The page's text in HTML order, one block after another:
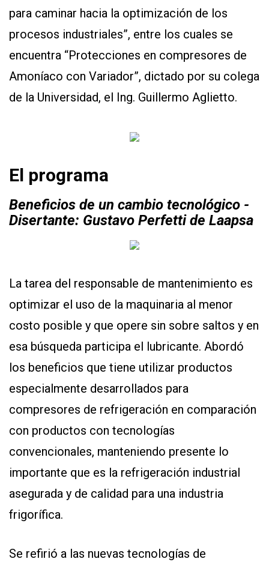
para caminar hacia la optimización de los
procesos industriales”, entre los cuales se
encuentra “Protecciones en compresores de
Amoníaco con Variador”, dictado por su colega
de la Universidad, el Ing. Guillermo Aglietto.
El programa
Beneficios de un cambio tecnológico -
Disertante: Gustavo Perfetti de Laapsa
La tarea del responsable de mantenimiento es
optimizar el uso de la maquinaria al menor
costo posible y que opere sin sobre saltos y en
esa búsqueda participa el lubricante. Abordó
los beneficios que tiene utilizar productos
especialmente desarrollados para
compresores de refrigeración en comparación
con productos con tecnologías
convencionales, manteniendo presente lo
importante que es la refrigeración industrial
asegurada y de calidad para una industria
frigorífica.
Se refirió a las nuevas tecnologías de